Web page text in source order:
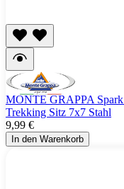
MONTE GRAPPA Spark
Trekking Sitz 7x7 Stahl
9,99 €
In den Warenkorb